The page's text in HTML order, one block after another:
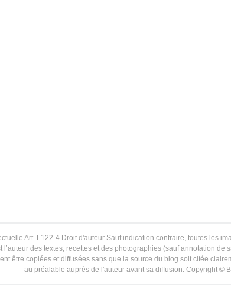
Art. L122-4 Droit d'auteur Sauf indication contraire, toutes les
l’auteur des textes, recettes et des photographies (sauf annotation
être copiées et diffusées sans que la source du blog soit citée
au préalable auprès de l'auteur avant sa diffusion. Copyright ©